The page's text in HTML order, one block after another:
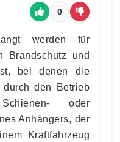
0
werden für
Brandschutz und
bei denen die
den Betrieb
oder
Anhängers, der
Kraftfahrzeug